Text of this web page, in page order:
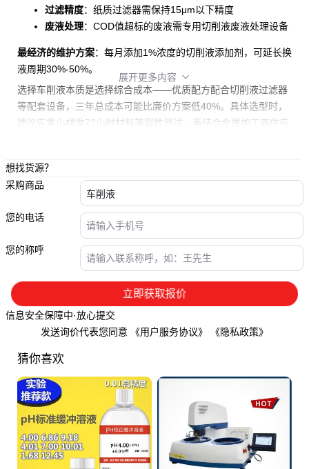
过滤精度：纸质过滤器需保持15μm以下精度
废液处理：COD值超标的废液需专用切削液废液处理设备
最经济的维护方案：每月添加1%浓度的切削液添加剂 ，可延长换
液周期30%-50%。
选择车削液本质是选择综合成本——优质配方配合切削液过滤器
等配套设备，三年总成本可能比廉价方案低40%。具体选型时，
建议先拿小样做72小时材料兼容性测试，再结合 金属加工液供应
展开更多内容 
想找货源？
采购商品
您的电话
您的称呼
立即获取报价
信息安全保障中·放心提交
发送询价代表您同意 《用户服务协议》 《隐私政策》
猜你喜欢